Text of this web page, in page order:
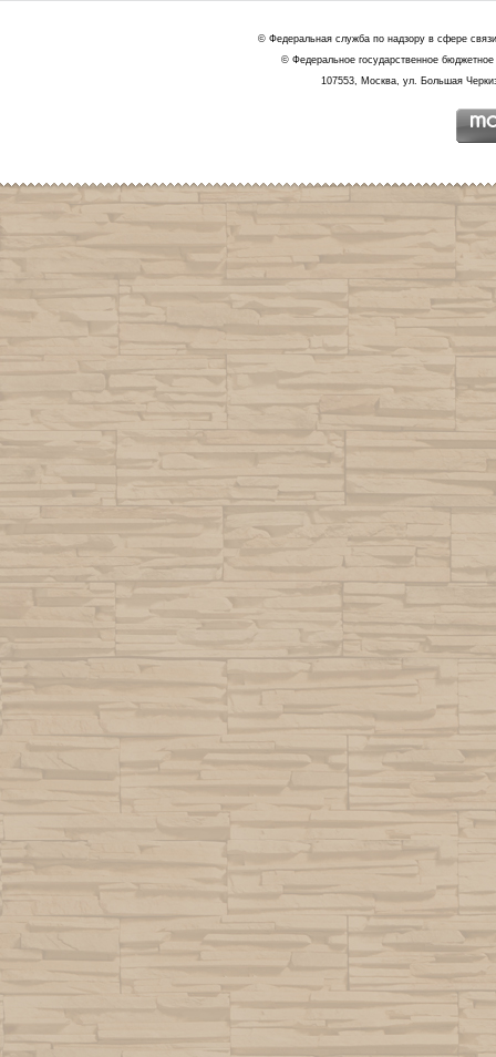
© Федеральная служба по надзору в сфере
© Федеральное государственное
107553, Москва, ул. Большая